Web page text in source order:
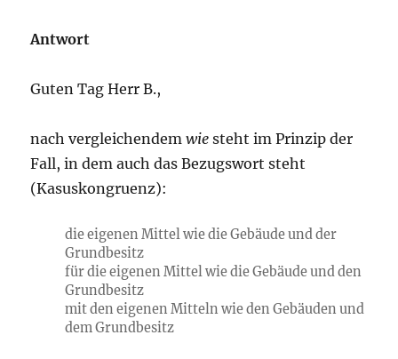
Antwort
Guten Tag Herr B.,
nach vergleichendemwie steht im Prinzip der
Fall, in dem auch das Bezugswort steht
(Kasuskongruenz):
die eigenen Mittel wie die Gebäude und der
Grundbesitz
für die eigenen Mittel wie die Gebäude und den
Grundbesitz
mit den eigenen Mitteln wie den Gebäuden und
dem Grundbesitz